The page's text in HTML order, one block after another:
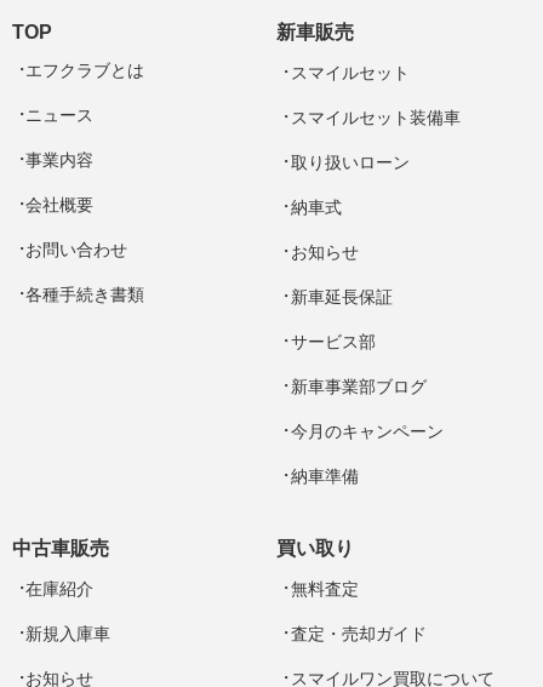
TOP
エフクラブとは
ニュース
事業内容
会社概要
お問い合わせ
各種手続き書類
新車販売
スマイルセット
スマイルセット装備車
取り扱いローン
納車式
お知らせ
新車延長保証
サービス部
新車事業部ブログ
今月のキャンペーン
納車準備
中古車販売
在庫紹介
新規入庫車
お知らせ
買い取り
無料査定
査定・売却ガイド
スマイルワン買取について